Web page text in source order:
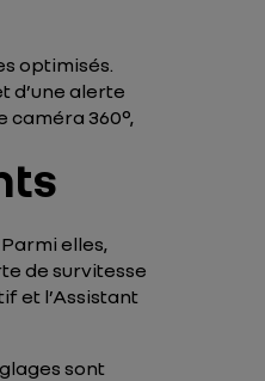
optimisés.
d’une alerte
caméra 360°,
elles,
de survitesse
et l’Assistant
sont